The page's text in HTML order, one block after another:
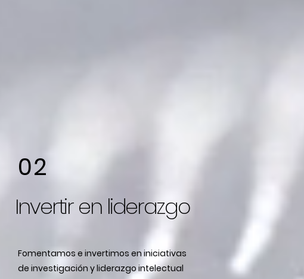
02
Invertir en liderazgo
Fomentamos e invertimos en iniciativas
de investigación y liderazgo intelectual